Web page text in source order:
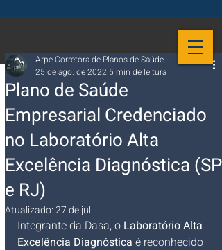
Plano de Saúde
Empresarial Credenciado
no Laboratório Alta
Excelência Diagnóstica (SP
e RJ)
Arpe Corretora de Planos de Saúde
25 de ago. de 2022 5 min de leitura
Atualizado:27 de jul.
Integrante da Dasa, o Laboratório Alta
Excelência Diagnóstica é reconhecido